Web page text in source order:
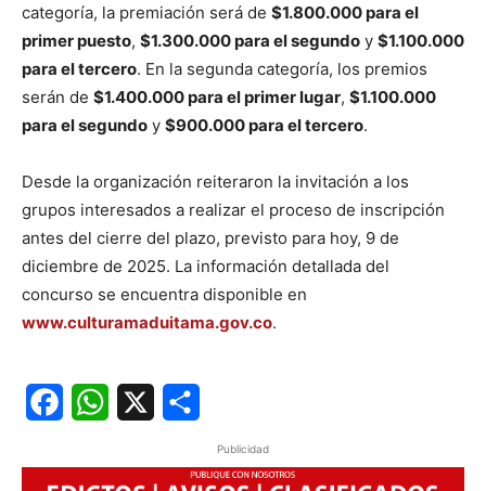
categoría, la premiación será de $1.800.000 para el
primer puesto, $1.300.000 para el segundo y $1.100.000
para el tercero. En la segunda categoría, los premios
serán de $1.400.000 para el primer lugar, $1.100.000
para el segundo y $900.000 para el tercero.
Desde la organización reiteraron la invitación a los
grupos interesados a realizar el proceso de inscripción
antes del cierre del plazo, previsto para hoy, 9 de
diciembre de 2025. La información detallada del
concurso se encuentra disponible en
www.culturamaduitama.gov.co.
Publicidad